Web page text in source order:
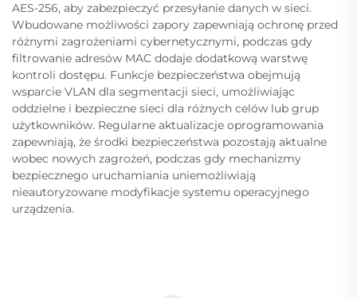
AES-256, aby zabezpieczyć przesyłanie danych w sieci.
Wbudowane możliwości zapory zapewniają ochronę przed
różnymi zagrożeniami cybernetycznymi, podczas gdy
filtrowanie adresów MAC dodaje dodatkową warstwę
kontroli dostępu. Funkcje bezpieczeństwa obejmują
wsparcie VLAN dla segmentacji sieci, umożliwiając
oddzielne i bezpieczne sieci dla różnych celów lub grup
użytkowników. Regularne aktualizacje oprogramowania
zapewniają, że środki bezpieczeństwa pozostają aktualne
wobec nowych zagrożeń, podczas gdy mechanizmy
bezpiecznego uruchamiania uniemożliwiają
nieautoryzowane modyfikacje systemu operacyjnego
urządzenia.